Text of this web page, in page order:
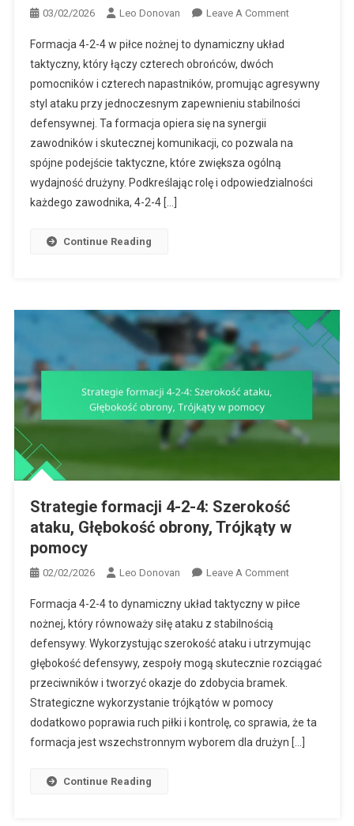
03/02/2026 Leo Donovan Leave A CommentOn
4:
Synergia
Zawodnikami,
Taktyka,
Formacja 4-2-4 w piłce nożnej to dynamiczny układ
taktyczny, który łączy czterech obrońców, dwóch
pomocników i czterech napastników, promując agresywny
styl ataku przy jednoczesnym zapewnieniu stabilności
defensywnej. Ta formacja opiera się na synergii
zawodników i skutecznej komunikacji, co pozwala na
spójne podejście taktyczne, które zwiększa ogólną
wydajność drużyny. Podkreślając rolę i odpowiedzialności
każdego zawodnika, 4-2-4 […]
Continue Reading
Strategie formacji 4-2-4: Szerokość
ataku, Głębokość obrony, Trójkąty w
pomocy
02/02/2026 Leo Donovan Leave A CommentOn
Formacji
2-
4:
Głębokość
Obrony,
Formacja 4-2-4 to dynamiczny układ taktyczny w piłce
nożnej, który równoważy siłę ataku z stabilnością
defensywy. Wykorzystując szerokość ataku i utrzymując
głębokość defensywy, zespoły mogą skutecznie rozciągać
przeciwników i tworzyć okazje do zdobycia bramek.
Strategiczne wykorzystanie trójkątów w pomocy
dodatkowo poprawia ruch piłki i kontrolę, co sprawia, że ta
formacja jest wszechstronnym wyborem dla drużyn […]
Continue Reading